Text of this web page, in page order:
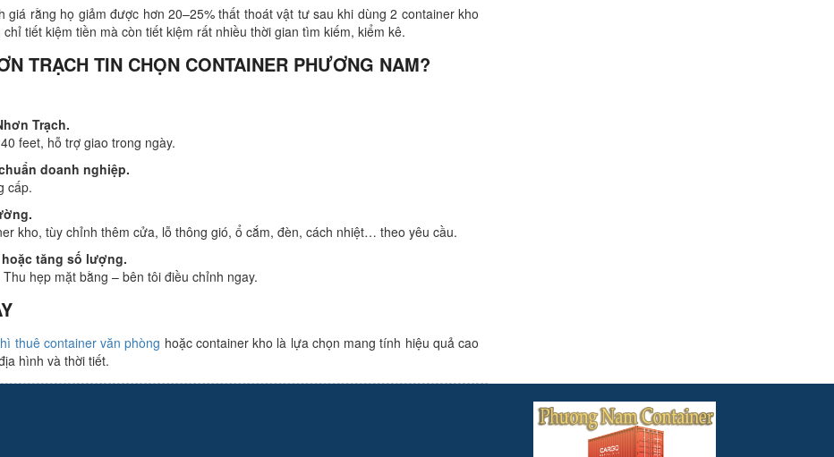
giá rằng họ giảm được hơn 20–25% thất thoát vật tư sau khi dùng 2 container kho
tiết kiệm tiền mà còn tiết kiệm rất nhiều thời gian tìm kiếm, kiểm kê.
TRẠCH TIN CHỌN CONTAINER PHƯƠNG NAM?
Trạch.
feet, hỗ trợ giao trong ngày.
doanh nghiệp.
cấp.
kho, tùy chỉnh thêm cửa, lỗ thông gió, ổ cắm, đèn, cách nhiệt… theo yêu cầu.
tăng số lượng.
hẹp mặt bằng – bên tôi điều chỉnh ngay.
thuê container văn phòng hoặc container kho là lựa chọn mang tính hiệu quả cao
hình và thời tiết.